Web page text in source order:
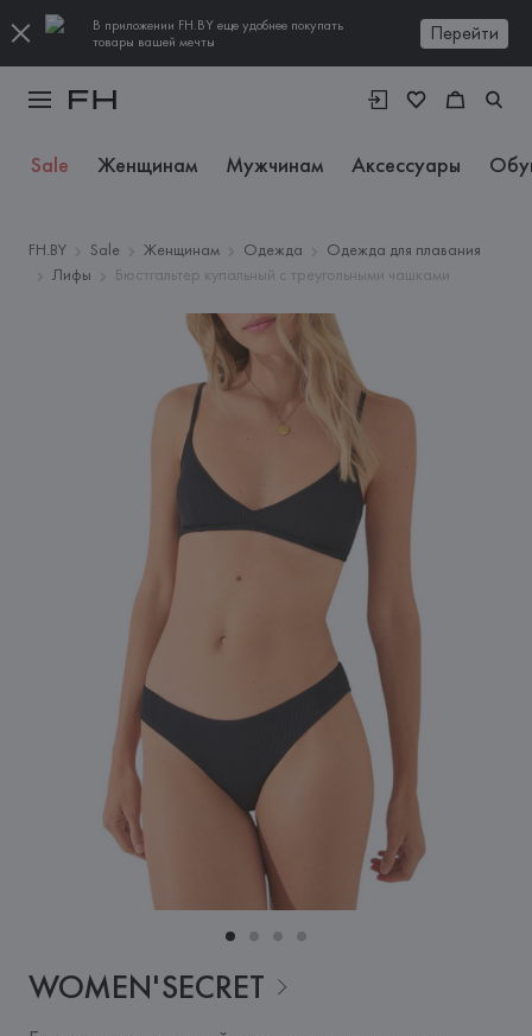
В приложении FH.BY еще удобнее покупать
товары вашей мечты
Перейти
Sale Женщинам Мужчинам Аксессуары
FH.BY Sale Женщинам Одежда
Одежда для плавания
Лифы
Бюстгальтер купальный с треугольными чашками
WOMEN'SECRET